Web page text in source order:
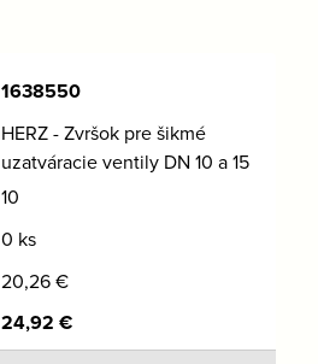
1638550
HERZ - Zvršok pre šikmé
uzatváracie ventily DN 10 a 15
10
0 ks
20,26€
24,92 €